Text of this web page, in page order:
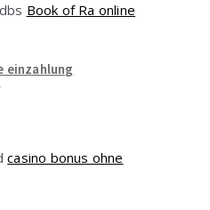
Book of Ra online
einzahlung
casino bonus ohne